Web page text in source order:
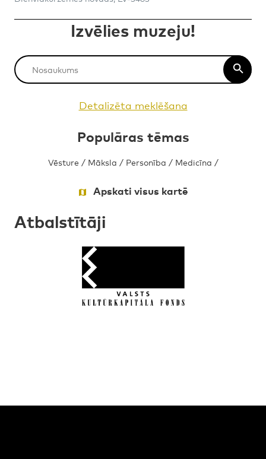
Izvēlies muzeju!
Detalizēta meklēšana
Populāras tēmas
Vēsture / Māksla / Personība / Medicīna /
Apskati visus kartē
Atbalstītāji